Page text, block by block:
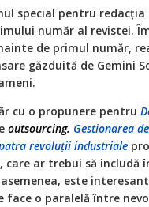
special pentru redacția
număr al revistei.
de primul număr,
găzduită de Gemini
cu o propunere pentru
outsourcing. Gestionarea
revoluţii industriale
care ar trebui să includă
asemenea, este
face o paralelă între